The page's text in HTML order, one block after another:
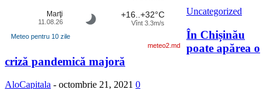
Marţi
11.08.26
+16..+32°C
Vînt 3.3m/s
Meteo pentru 10 zile
meteo2.md
Uncategorized
În Chișinău
poate apărea o
criză pandemică majoră
AloCapitala - octombrie 21, 2021 0